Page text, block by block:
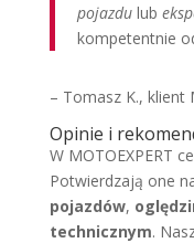
pojazdulub
kompetentnie
– Tomasz K., klient
Opinie i
W MOTOEXPERT
Potwierdzają one
pojazdów,
technicznym.